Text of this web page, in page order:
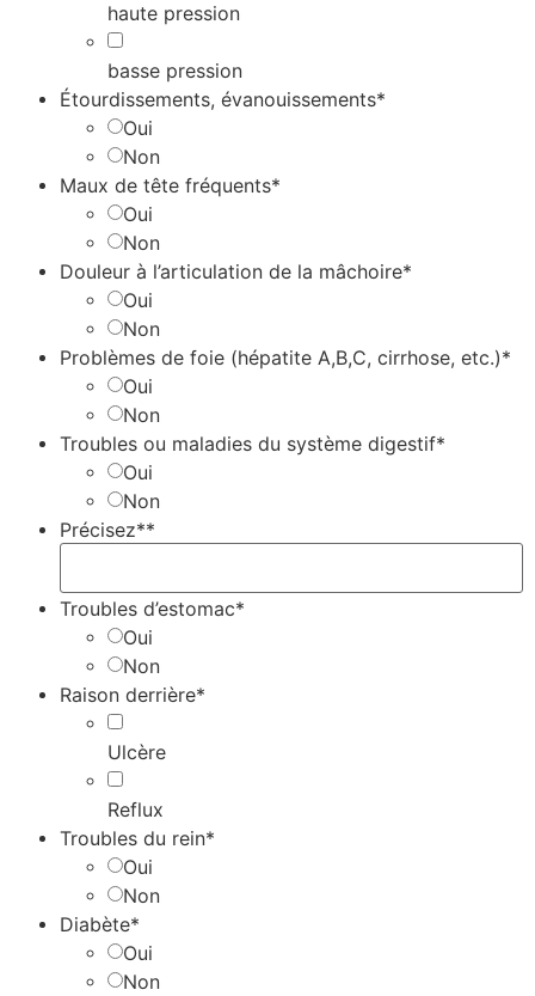
haute pression
basse pression
Étourdissements, évanouissements*
Oui
Non
Maux de tête fréquents*
Oui
Non
Douleur à l’articulation de la mâchoire*
Oui
Non
Problèmes de foie (hépatite A,B,C, cirrhose, etc.)*
Oui
Non
Troubles ou maladies du système digestif*
Oui
Non
Précisez**
Troubles d’estomac*
Oui
Non
Raison derrière*
Ulcère
Reflux
Troubles du rein*
Oui
Non
Diabète*
Oui
Non